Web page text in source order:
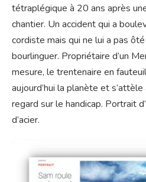
tétraplégique à 20 ans après
chantier. Un accident qui a
cordiste mais qui ne lui a pas
bourlinguer. Propriétaire d’un
mesure, le trentenaire en
aujourd’hui la planète et
regard sur le handicap. Portrait
d’acier.